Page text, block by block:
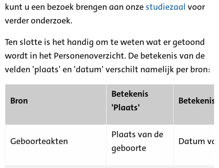
kunt u een bezoek brengen aan onze studiezaal voor
verder onderzoek.
Ten slotte is het handig om te weten wat er getoond
wordt in het Personenoverzicht. De betekenis van de
velden 'plaats' en 'datum' verschilt namelijk per bron:
Bron
Betekenis
'Plaats'
Geboorteakten
Plaats van de
geboorte
Datum